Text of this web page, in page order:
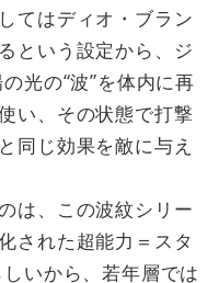
てはディオ・ブラン
という設定から、ジ
光の“波”を体内に再
い、その状態で打撃
同じ効果を敵に与え
は、この波紋シリー
された超能力＝スタ
いから、若年層では